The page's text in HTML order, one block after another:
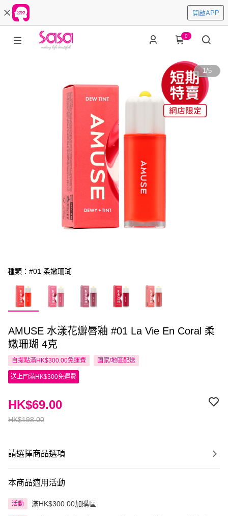
開啟APP
0
1/5
種類：#01 柔嫩珊瑚
AMUSE 水漾花瓣唇釉 #01 La Vie En Coral 柔
嫩珊瑚 4克
自提點滿HK$300.00免運費 國家/地區配送
送上門滿HK$300免運費
HK$198.00
HK$69.00
請選擇商品選項
本商品適用活動
活動 滿HK$300.00加購區